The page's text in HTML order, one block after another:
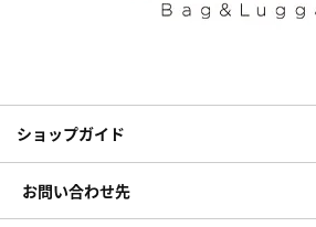
ショップガイド
お問い合わせ先